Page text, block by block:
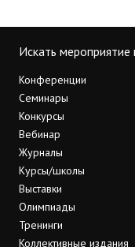
Искать мероприятие
Конференции
Семинары
Конкурсы
Вебинар
Журналы
Курсы/школы
Выставки
Олимпиады
Тренинги
Коллективные издания